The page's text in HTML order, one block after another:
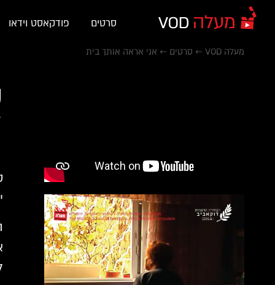
סרטים פודקאסט וידאו
מעלה VOD ← סרטים ← אני אראה אותך בית